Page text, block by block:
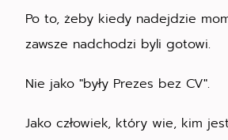
Po to, żeby kiedy nadejdzie
zawsze nadchodzi byli gotowi.
Nie jako "były Prezes bez CV".
Jako człowiek, który wie, kim